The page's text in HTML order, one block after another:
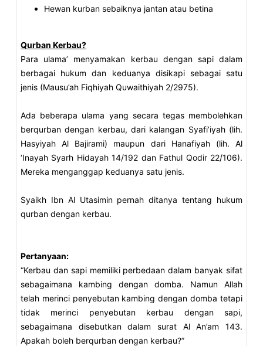
Hewan kurban sebaiknya jantan atau betina
Qurban Kerbau?
Para ulama’ menyamakan kerbau dengan sapi dalam
berbagai hukum dan keduanya disikapi sebagai satu
jenis (Mausu’ah Fiqhiyah Quwaithiyah 2/2975).
Ada beberapa ulama yang secara tegas membolehkan
berqurban dengan kerbau, dari kalangan Syafi’iyah (lih.
Hasyiyah Al Bajirami) maupun dari Hanafiyah (lih. Al
‘Inayah Syarh Hidayah 14/192 dan Fathul Qodir 22/106).
Mereka menganggap keduanya satu jenis.
Syaikh Ibn Al Utasimin pernah ditanya tentang hukum
qurban dengan kerbau.
Pertanyaan:
“Kerbau dan sapi memiliki perbedaan dalam banyak sifat
sebagaimana kambing dengan domba. Namun Allah
telah merinci penyebutan kambing dengan domba tetapi
tidak merinci penyebutan kerbau dengan sapi,
sebagaimana disebutkan dalam surat Al An’am 143.
Apakah boleh berqurban dengan kerbau?”